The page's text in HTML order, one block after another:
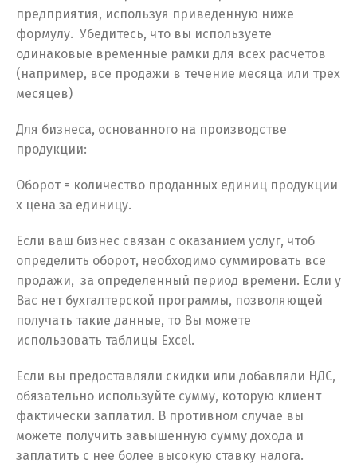
предприятия, используя приведенную ниже
формулу. Убедитесь, что вы используете
одинаковые временные рамки для всех расчетов
(например, все продажи в течение месяца или трех
месяцев)
Для бизнеса, основанного на производстве
продукции:
Оборот = количество проданных единиц продукции
x цена за единицу.
Если ваш бизнес связан с оказанием услуг, чтоб
определить оборот, необходимо суммировать все
продажи, за определенный период времени. Если у
Вас нет бухгалтерской программы, позволяющей
получать такие данные, то Вы можете
использовать таблицы Excel.
Если вы предоставляли скидки или добавляли НДС,
обязательно используйте сумму, которую клиент
фактически заплатил. В противном случае вы
можете получить завышенную сумму дохода и
заплатить с нее более высокую ставку налога.